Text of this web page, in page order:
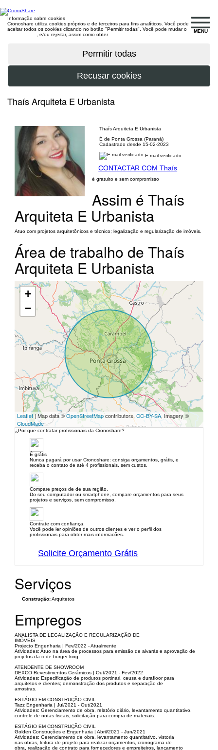
MENU
Informação sobre cookies
Cronoshare utiliza cookies próprios e de terceiros para fins analíticos. Você pode
aceitar todos os cookies clicando no botão "Permitir todas". Você pode mudar o
, e/ou rejeitar, assim como obter
Thaís Arquiteta E Urbanista
Thaís Arquiteta E Urbanista
É de Ponta Grossa (Paraná)
Cadastrado desde 15-02-2023
E-mail verificado
CONTACTAR COM Thaís
é gratuito e sem compromisso
Assim é Thaís
Arquiteta E Urbanista
Atuo com projetos arquitetônicos e técnico; legalização e regularização de imóveis.
Área de trabalho de Thaís
Arquiteta E Urbanista
+
−
Leaflet | Map data ©OpenStreetMapcontributors, CC-BY-SA, Imagery ©
CloudMade
¿Por que contratar profissionais da Cronoshare?
É grátis
Nunca pagará por usar Cronoshare: consiga orçamentos, grátis, e
receba o contato de até 4 profissionais, sem custos.
Compare preços de de sua região.
Do seu computador ou smartphone, compare orçamentos para seus
projetos e serviços, sem compromisso.
Contrate com confiança.
Você pode ler opiniões de outros clientes e ver o perfil dos
profissionais para obter mais informacões.
Solicite Orçamento Grátis
Serviços
Construção:Arquitetos
Empregos
ANALISTA DE LEGALIZAÇÃO E REGULARIZAÇÃO DE
IMÓVEIS
Projecto Engenharia | Fev/2022 - Atualmente
Atividades: Atuo na área de processos para emissão de alvarás e aprovação de
projetos da rede burger king.
ATENDENTE DE SHOWROOM
DEXCO Revestimentos Cerâmicos | Out/2021 - Fev/2022
Atividades: Especificação de produtos portinari, ceusa e durafloor para
arquitetos e clientes; demonstração dos produtos e separação de
amostras.
ESTÁGIO EM CONSTRUÇÃO CIVIL
Tazz Engenharia | Jul/2021 - Out/2021
Atividades: Gerenciamento de obra, relatório diário, levantamento quantitativo,
controle de notas fiscais, solicitação para compra de materiais.
ESTÁGIO EM CONSTRUÇÃO CIVIL
Golden Construções e Engenharia | Abril/2021 - Jun/2021
Atividades: Gerenciamento de obra, levantamento quantitativo, vistoria
nas obras, leitura de projeto para realizar orçamentos, cronograma de
obra, realização de contrato para fornecedores e empreiteiros, lançamento